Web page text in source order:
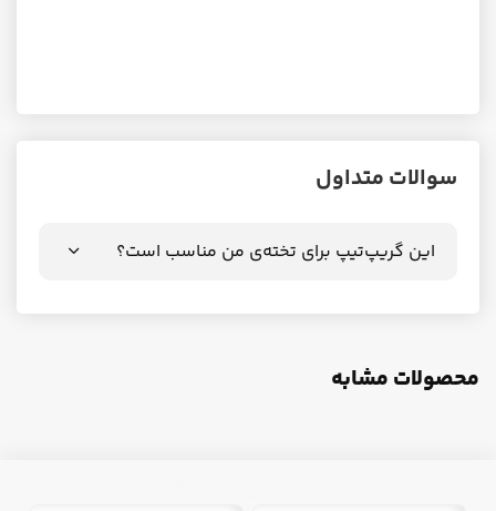
سوالات متداول
این گریپ‌تیپ برای تخته‌ی من مناسب است؟
محصولات مشابه